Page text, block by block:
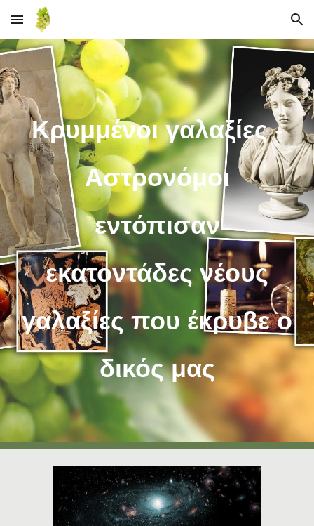
Skip to main content Skip to navigation
Κρυμμένοι γαλαξίες -
Αστρονόμοι
εντόπισαν
εκατοντάδες νέους
γαλαξίες που έκρυβε ο
δικός μας